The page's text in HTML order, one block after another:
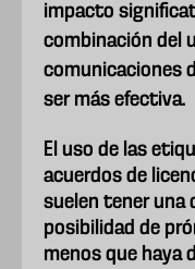
impacto
combinación del
comunicaciones
ser más efectiva.
El uso de las
acuerdos de
suelen tener una
posibilidad de
menos que haya